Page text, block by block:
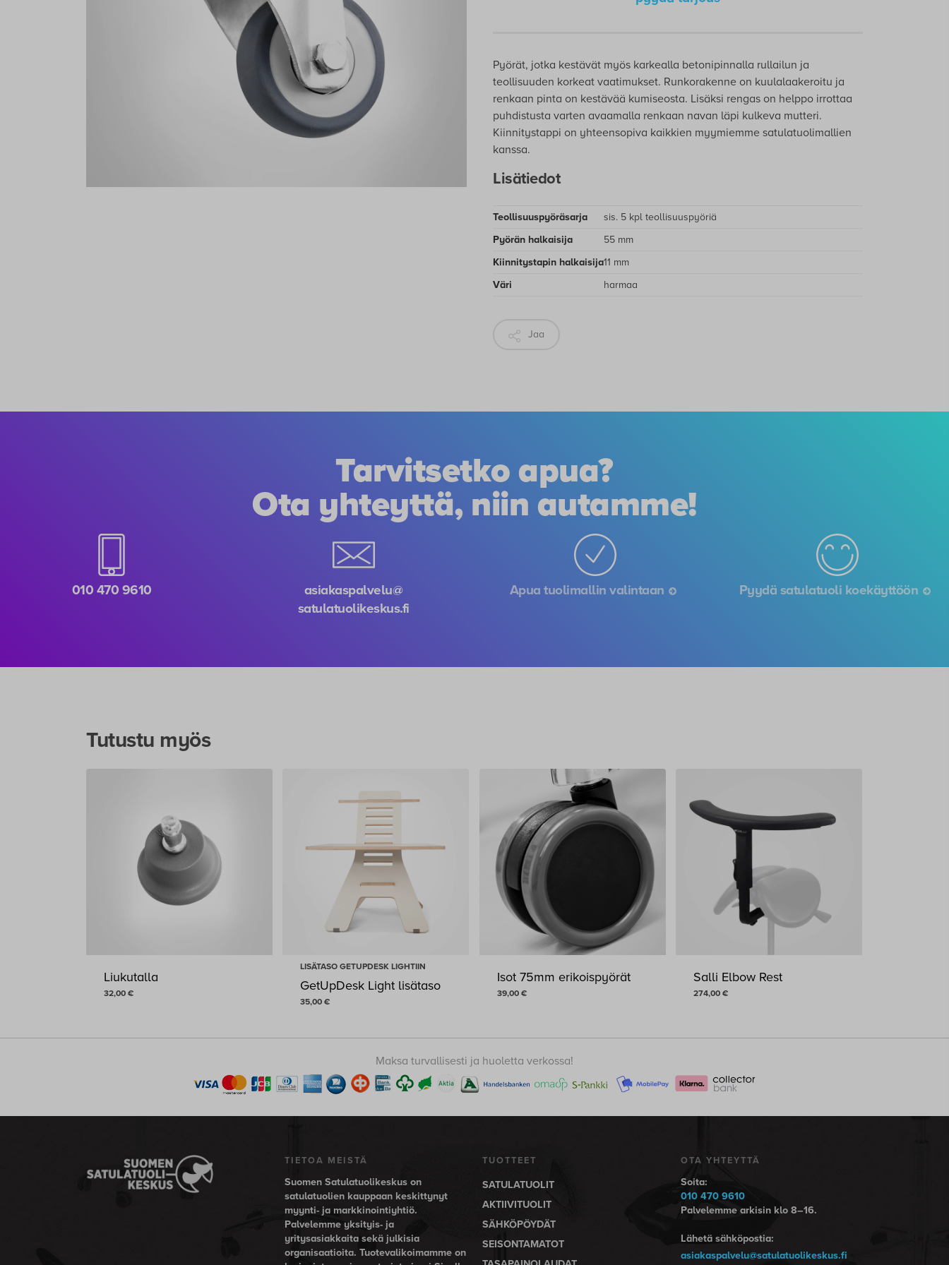
Pyörät, jotka kestävät myös karkealla betonipinnalla rullailun ja
teollisuuden korkeat vaatimukset. Runkorakenne on kuulalaakeroitu ja
renkaan pinta on kestävää kumiseosta. Lisäksi rengas on helppo irrottaa
puhdistusta varten avaamalla renkaan navan läpi kulkeva mutteri.
Kiinnitystappi on yhteensopiva kaikkien myymiemme satulatuolimallien
kanssa.
Lisätiedot
Teollisuuspyöräsarja
sis. 5 kpl teollisuuspyöriä
Pyörän halkaisija
55 mm
Kiinnitystapin halkaisija11 mm
Väri
harmaa
Jaa
Tarvitsetko apua?
Ota yhteyttä, niin autamme!
010 470 9610
asiakaspalvelu@
satulatuolikeskus.fi
Apua tuolimallin valintaan Pyydä satulatuoli koekäyttöön
Tutustu myös
Liukutalla
32,00 €
LISÄTASO GETUPDESK LIGHTIIN
GetUpDesk Light lisätaso
35,00€
Isot 75mm erikoispyörät
39,00 €
Salli Elbow Rest
274,00 €
Maksa turvallisesti ja huoletta verkossa!
TIETOA MEISTÄ
Suomen Satulatuolikeskus on
satulatuolien kauppaan keskittynyt
myynti- ja markkinointiyhtiö.
Palvelemme yksityis- ja
yritysasiakkaita sekä julkisia
organisaatioita. Tuotevalikoimamme on
TUOTTEET
SATULATUOLIT
AKTIIVITUOLIT
SÄHKÖPÖYDÄT
SEISONTAMATOT
OTA YHTEYTTÄ
Soita:
010 470 9610
Palvelemme arkisin klo 8–16.
Lähetä sähköpostia:
asiakaspalvelu@satulatuolikeskus.fi